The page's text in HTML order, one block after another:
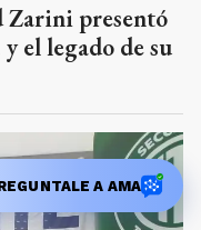
Zarini presentó
el legado de su
A AMA